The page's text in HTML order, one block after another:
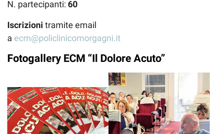
N. partecipanti: 60
Iscrizioni tramite email
a ecm@policlinicomorgagni.it
Fotogallery ECM “Il Dolore Acuto”